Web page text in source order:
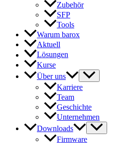
Zubehör
SFP
Tools
Warum barox
Aktuell
Lösungen
Kurse
Über uns
Karriere
Team
Geschichte
Unternehmen
Downloads
Firmware